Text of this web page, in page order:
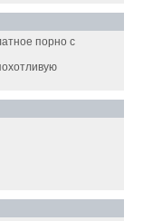
порно с